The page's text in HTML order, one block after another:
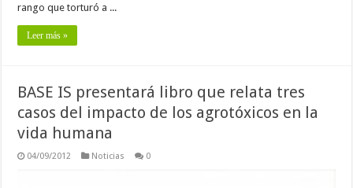
rango que torturó a ...
Leer más »
BASE IS presentará libro que relata tres
casos del impacto de los agrotóxicos en la
vida humana
04/09/2012 Noticias 0